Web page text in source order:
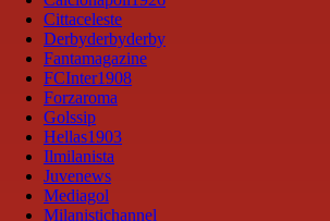
Cittaceleste
Derbyderbyderby
Fantamagazine
FCInter1908
Forzaroma
Golssip
Hellas1903
Ilmilanista
Juvenews
Mediagol
Milanistichannel